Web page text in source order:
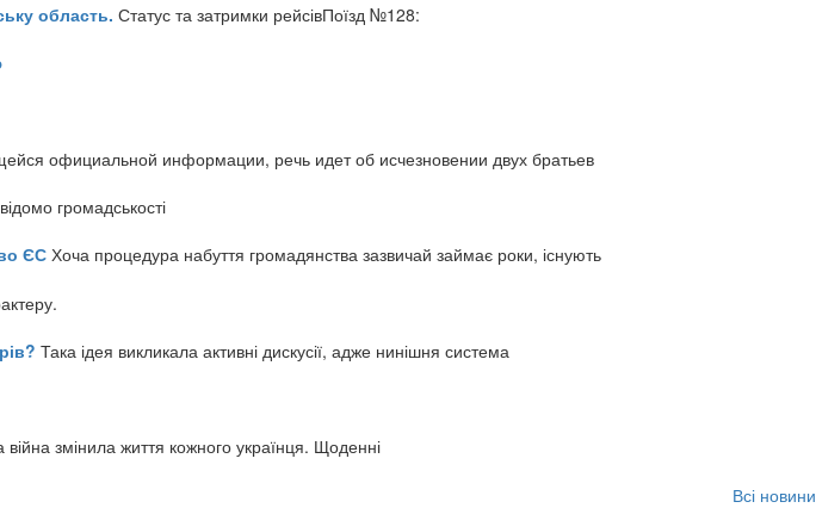
область. Статус та затримки рейсівПоїзд №128:
официальной информации, речь идет об исчезновении двух братьев
громадськості
ЄС Хоча процедура набуття громадянства зазвичай займає роки, існують
Така ідея викликала активні дискусії, адже нинішня система
змінила життя кожного українця. Щоденні
Всі новини